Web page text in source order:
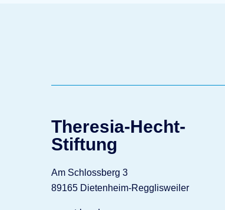
Theresia-Hecht-
Stiftung
Am Schlossberg 3
89165 Dietenheim-Regglisweiler